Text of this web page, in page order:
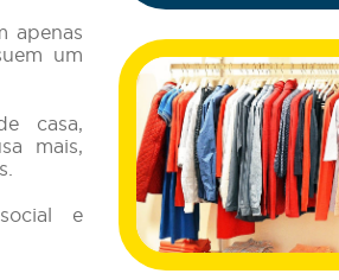
apenas
um
casa,
mais,
e